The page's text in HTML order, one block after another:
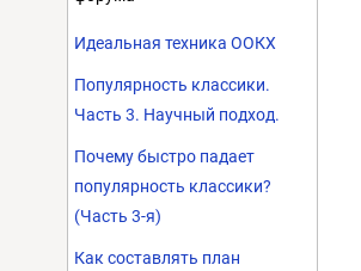
Идеальная техника ООКХ
Популярность классики.
Часть 3. Научный подход.
Почему быстро падает
популярность классики?
(Часть 3-я)
Как составлять план